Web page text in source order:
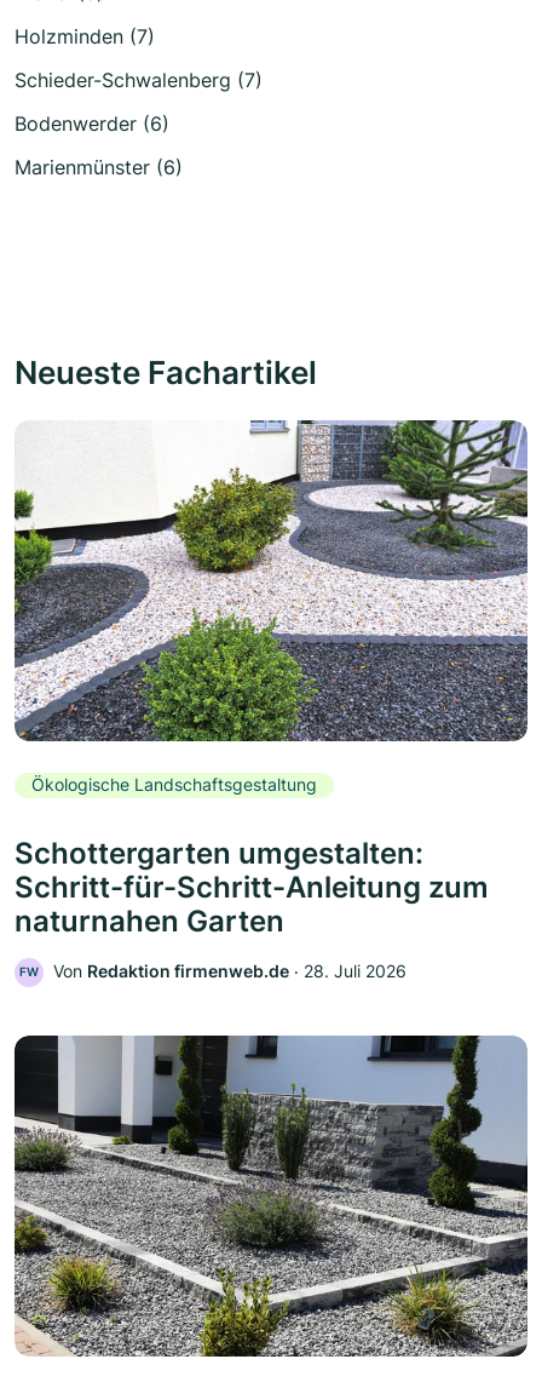
Holzminden (7)
Schieder-Schwalenberg (7)
Bodenwerder (6)
Marienmünster (6)
Neueste Fachartikel
Ökologische Landschaftsgestaltung
Schottergarten umgestalten:
Schritt-für-Schritt-Anleitung zum
naturnahen Garten
FW Von Redaktion firmenweb.de ‧ 28. Juli 2026